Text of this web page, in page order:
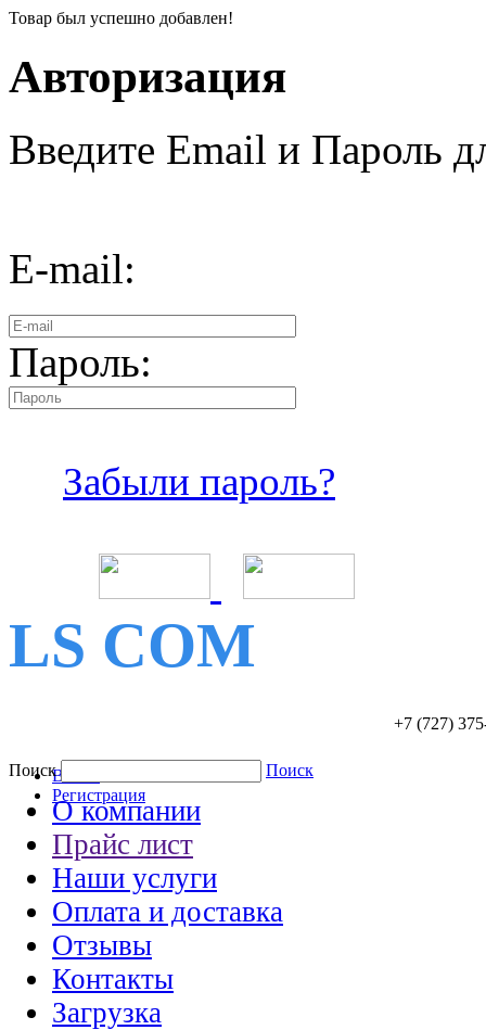
Товар был успешно добавлен!
Авторизация
Введите Email и Пароль
E-mail:
Пароль:
Забыли пароль?
LS COM
+7 (727)
Войти
Регистрация
Поиск Поиск
О компании
Прайс лист
Наши услуги
Оплата и доставка
Отзывы
Контакты
Загрузка